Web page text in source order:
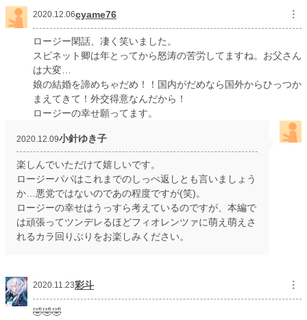
2020.12.06cyame76 ︙
ロージー閑話、凄く笑いました。
スピネット卿は年とってから怒涛の苦労してますね。お父さん
は大変…
娘の結婚を諦めちゃだめ！！国内がだめなら国外からひっつか
まえてきて！外交得意なんだから！
ロージーの幸せ願ってます。
2020.12.09小針ゆき子
楽しんでいただけて嬉しいです。
ロージーパパはこれまでのしっぺ返しとも言いましょう
か…悪党ではないのであの程度ですが(笑)。
ロージーの幸せはうっすら考えているのですが、本編で
は頑張ってツンデレるほどフィオレンツァに萌え萌えさ
れるカラ回りぶりをお楽しみください。
2020.11.23彩斗 ︙
🤣🤣🤣